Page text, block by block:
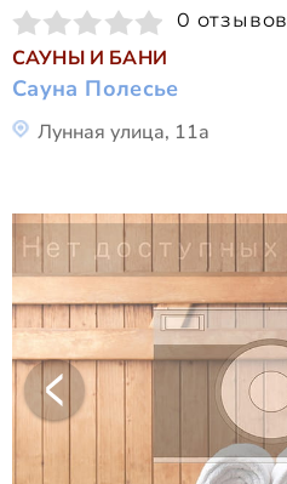
0 отзывов
САУНЫ И БАНИ
Сауна Полесье
Лунная улица, 11а